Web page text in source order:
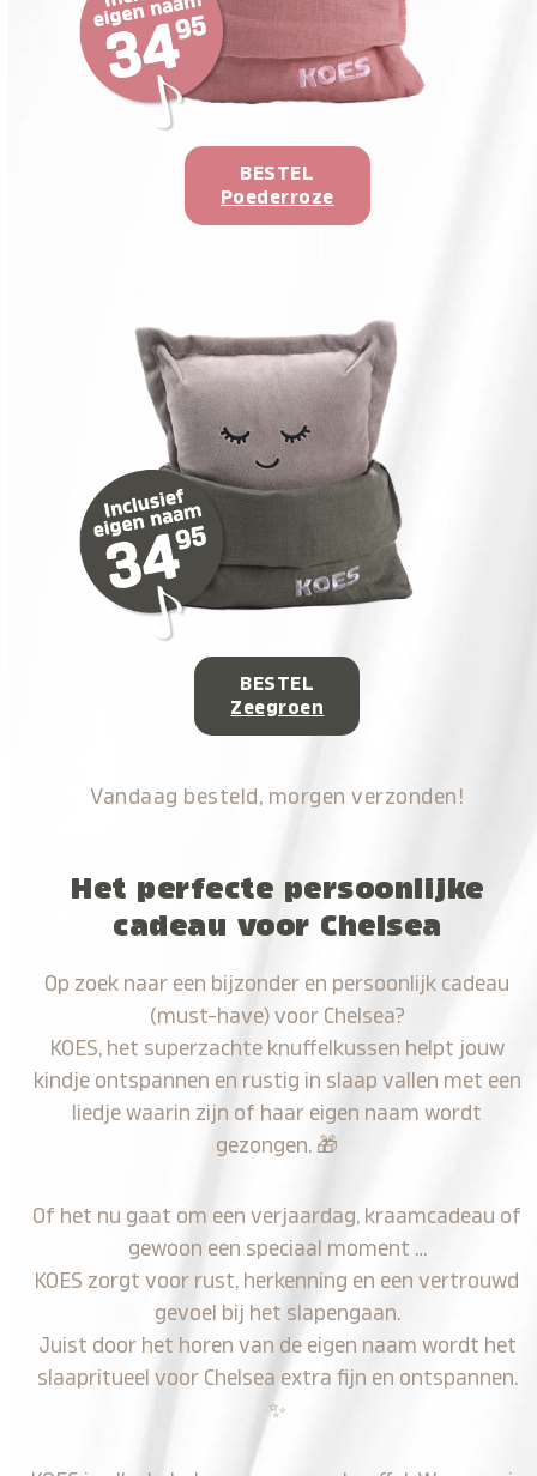
BESTEL
Poederroze
BESTEL
Zeegroen
Vandaag besteld, morgen verzonden!
Het perfecte persoonlijke
cadeau voor Chelsea
Op zoek naar een bijzonder en persoonlijk cadeau
(must-have) voor Chelsea?
KOES, het superzachte knuffelkussen helpt jouw
kindje ontspannen en rustig in slaap vallen met een
liedje waarin zijn of haar eigen naam wordt
gezongen. 🎁
Of het nu gaat om een verjaardag, kraamcadeau of
gewoon een speciaal moment …
KOES zorgt voor rust, herkenning en een vertrouwd
gevoel bij het slapengaan.
Juist door het horen van de eigen naam wordt het
slaapritueel voor Chelsea extra fijn en ontspannen.
✨